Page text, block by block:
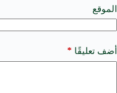
الموقع
أضف تعليقًا *
e
: